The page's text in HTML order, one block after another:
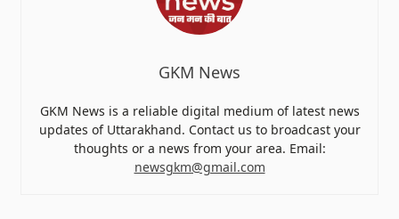
GKM News
GKM News is a reliable digital medium of latest news
updates of Uttarakhand. Contact us to broadcast your
thoughts or a news from your area. Email:
newsgkm@gmail.com